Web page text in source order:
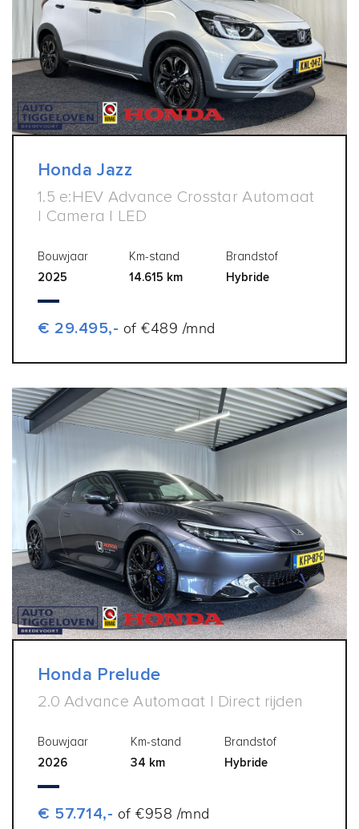
Honda Jazz
1.5 e:HEV Advance Crosstar Automaat
| Camera | LED
Bouwjaar
2025
Km-stand
14.615 km
Brandstof
Hybride
€ 29.495,- of €489 /mnd
Honda Prelude
2.0 Advance Automaat | Direct rijden
Bouwjaar
2026
Km-stand
34 km
Brandstof
Hybride
€ 57.714,- of €958 /mnd